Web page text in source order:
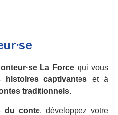
La Force qui vous
histoires captivantes et à
traditionnels.
du conte, développez votre